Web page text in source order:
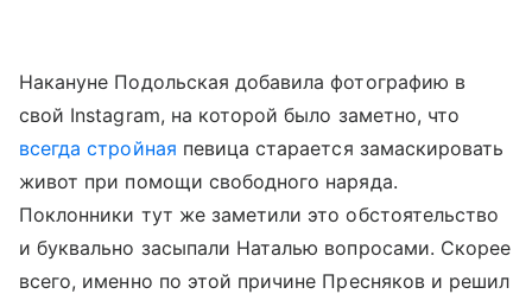
Накануне Подольская добавила фотографию в
свой Instagram, на которой было заметно, что
всегда стройная певица старается замаскировать
живот при помощи свободного наряда.
Поклонники тут же заметили это обстоятельство
и буквально засыпали Наталью вопросами. Скорее
всего, именно по этой причине Пресняков и решил